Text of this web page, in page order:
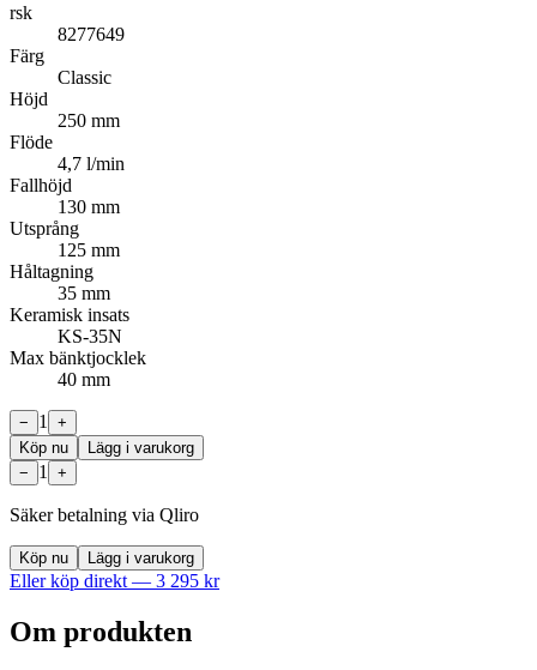
rsk
8277649
Färg
Classic
Höjd
250 mm
Flöde
4,7 l/min
Fallhöjd
130 mm
Utsprång
125 mm
Håltagning
35 mm
Keramisk insats
KS-35N
Max bänktjocklek
40 mm
− 1
+
Köp nu
Lägg i varukorg
−
1 +
Säker betalning via Qliro
Köp nu Lägg i varukorg
Eller köp direkt — 3 295 kr
Om produkten